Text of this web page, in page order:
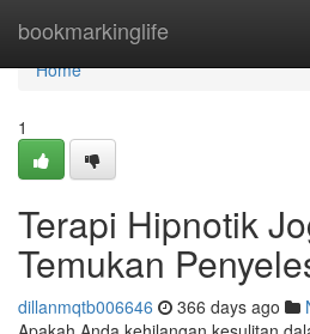
bookmarkinglife
Home
Home
1
Terapi Hipnotik
Temukan
dillanmqtb006646 366 days ago